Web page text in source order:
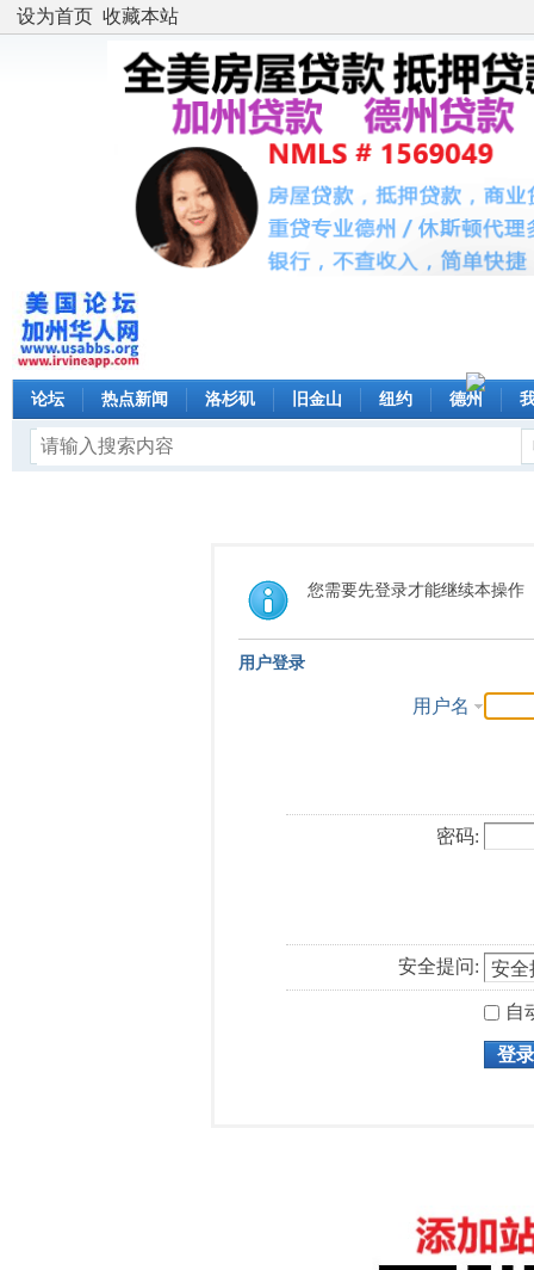
设为首页 收藏本站
论坛 热点新闻 洛杉矶 旧金山 纽约 德州
您需要先登录才能继续本操作
用户登录
用户名
密码:
安全提问:
自
登录